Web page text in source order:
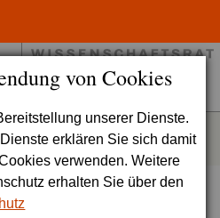
von Cookies
unserer Dienste.
erklären Sie sich damit
verwenden. Weitere
erhalten Sie über den